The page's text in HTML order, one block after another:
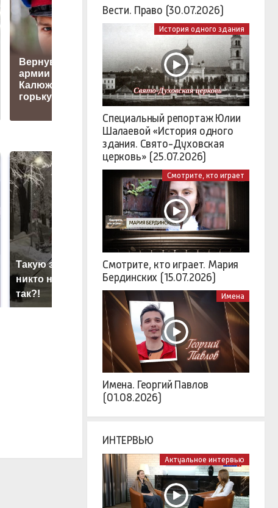
Вернувшийся из
армии Глеб
Калюжный раскрыл
горькую правду
Трамп по ошибке
назвал Иран
Исламской
Республикой
Японией
Такую зиму в России
никто не ждал: как
так?!
Как выглядит место
крушение вертолета на
Кавказе: смотреть
Вести. Право (30.07.2026)
История одного здания
Специальный репортаж Юлии
Шалаевой «История одного
здания. Свято-Духовская
церковь» (25.07.2026)
Смотрите, кто играет
Смотрите, кто играет. Мария
Бердинских (15.07.2026)
Имена
Имена. Георгий Павлов
(01.08.2026)
ИНТЕРВЬЮ
Актуальное интервью